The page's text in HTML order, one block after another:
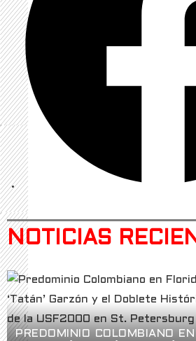
NOTICIAS
PREDOMINIO COLOMBIANO